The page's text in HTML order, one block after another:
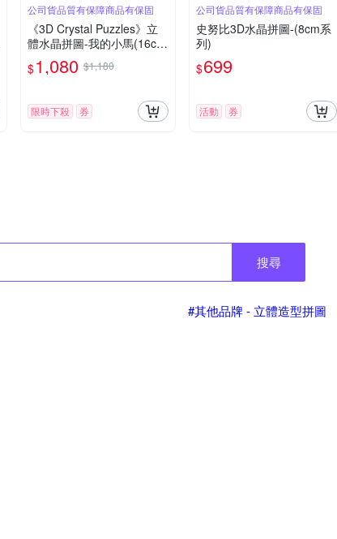
公司貨品質有保障商品有保固
《3D Crystal Puzzles》立
體水晶拼圖-我的小馬(16cm
系列-100片)
$1,080 $1,180
限時下殺 券
公司貨品質有保障商品有保固
史努比3D水晶拼圖-(8cm系
列)
$699
活動 券
搜尋
#其他品牌 - 立體造型拼圖